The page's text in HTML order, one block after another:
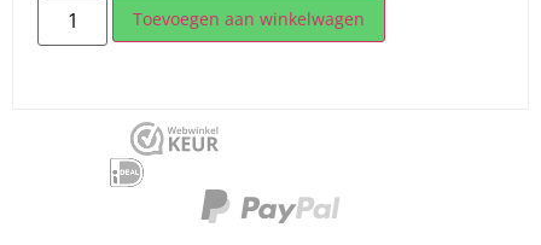
Toevoegen aan winkelwagen